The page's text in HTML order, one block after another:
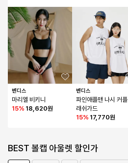
벤디스
마리엘 비키니
15% 18,620원
벤디스
파인애플맨 나시 커플
래쉬가드
15% 17,770원
BEST 볼캡 아울렛 할인가